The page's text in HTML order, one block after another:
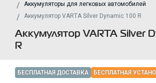
Аккумуляторы для легковых автомобилей
Аккумулятор VARTA Silver Dynamic 100 R
Аккумулятор VARTA Silver
R
БЕСПЛАТНАЯ ДОСТАВКА БЕСПЛАТНАЯ